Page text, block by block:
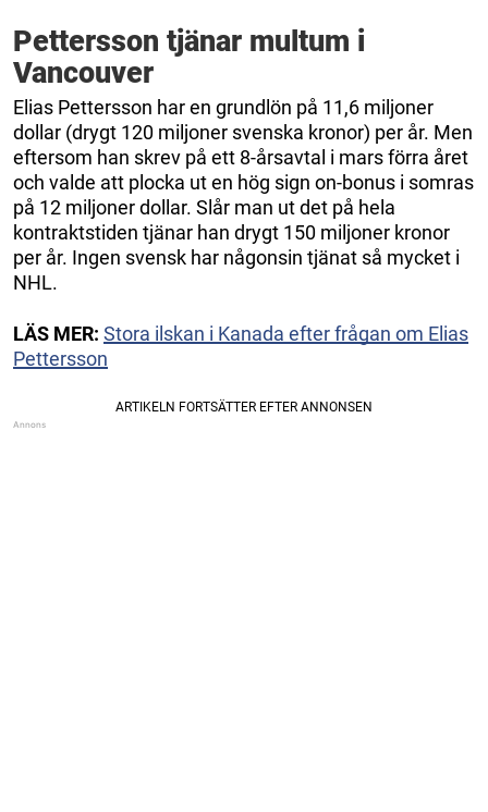
Pettersson tjänar multum i
Vancouver
Elias Pettersson har en grundlön på 11,6 miljoner
dollar (drygt 120 miljoner svenska kronor) per år. Men
eftersom han skrev på ett 8-årsavtal i mars förra året
och valde att plocka ut en hög sign on-bonus i somras
på 12 miljoner dollar. Slår man ut det på hela
kontraktstiden tjänar han drygt 150 miljoner kronor
per år. Ingen svensk har någonsin tjänat så mycket i
NHL.
LÄS MER: Stora ilskan i Kanada efter frågan om Elias
Pettersson